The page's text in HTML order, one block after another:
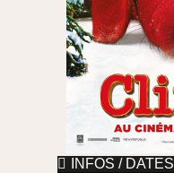
INFOS / DATES